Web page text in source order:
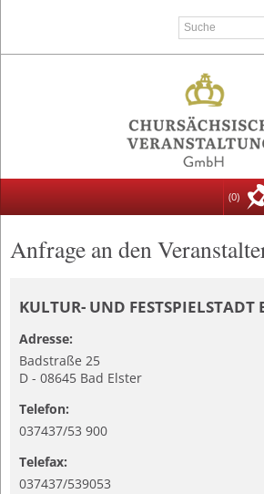
(0)
Anfrage an den
KULTUR- UND FESTSPIELSTADT
Adresse:
Badstraße 25
D - 08645 Bad Elster
Telefon:
037437/53 900
Telefax:
037437/539053